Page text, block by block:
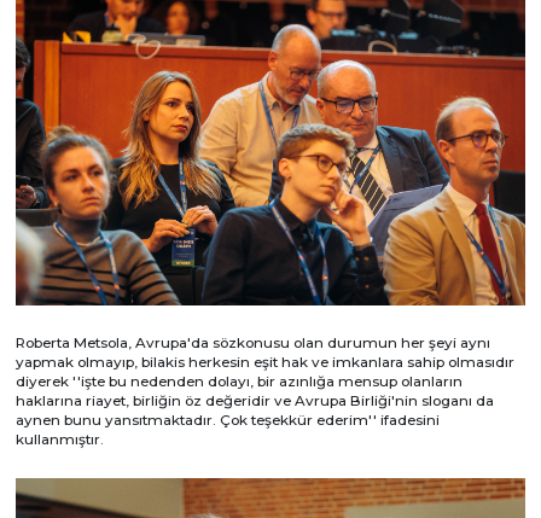
Roberta Metsola, Avrupa'da sözkonusu olan durumun her şeyi aynı
yapmak olmayıp, bilakis herkesin eşit hak ve imkanlara sahip olmasıdır
diyerek ''işte bu nedenden dolayı, bir azınlığa mensup olanların
haklarına riayet, birliğin öz değeridir ve Avrupa Birliği'nin sloganı da
aynen bunu yansıtmaktadır. Çok teşekkür ederim'' ifadesini
kullanmıştır.